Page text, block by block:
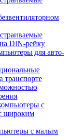
DIN-рейку
для авто-
транспорте
с
широким
с малым